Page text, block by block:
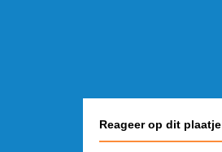
Reageer op dit plaatje